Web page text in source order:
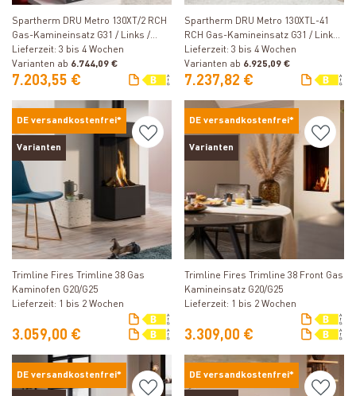
Spartherm DRU Metro 130XT/2 RCH
Gas-Kamineinsatz G31 / Links /
Ceraglas
Lieferzeit: 3 bis 4 Wochen
Varianten ab 6.744,09 €
7.203,55 €
Spartherm DRU Metro 130XTL-41
RCH Gas-Kamineinsatz G31 / Links
/ Ceraglas
Lieferzeit: 3 bis 4 Wochen
Varianten ab 6.925,09 €
7.237,82 €
DE versandkostenfrei*
Varianten
Produkt ansehen
Trimline Fires Trimline 38 Gas
Kaminofen G20/G25
Lieferzeit: 1 bis 2 Wochen
3.059,00 €
DE versandkostenfrei*
Varianten
Produkt ansehen
Trimline Fires Trimline 38 Front Gas
Kamineinsatz G20/G25
Lieferzeit: 1 bis 2 Wochen
3.309,00 €
DE versandkostenfrei* DE versandkostenfrei*